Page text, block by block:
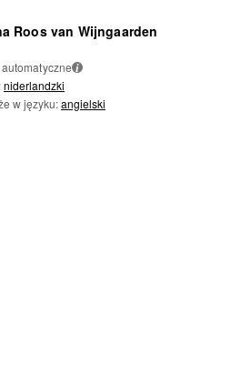
Roos van Wijngaarden
i
niderlandzki
w języku:angielski